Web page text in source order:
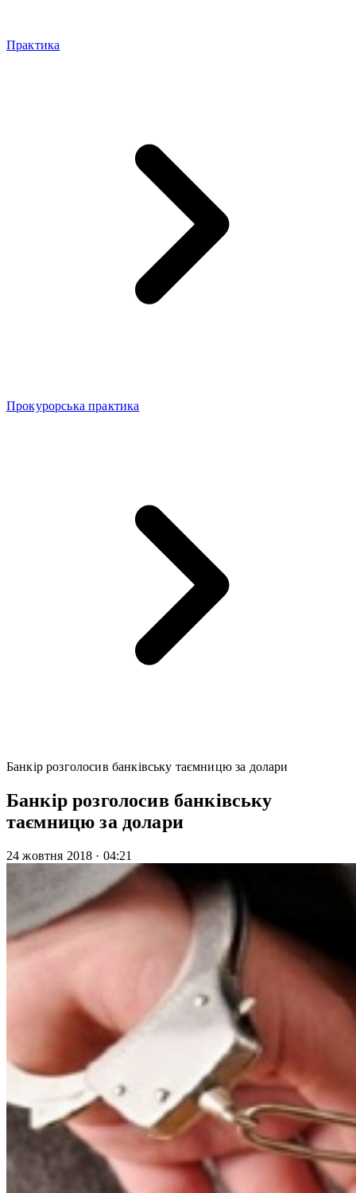
Практика
Прокурорська практика
Банкір розголосив банківську таємницю за долари
Банкір розголосив банківську
таємницю за долари
24 жовтня 2018 · 04:21